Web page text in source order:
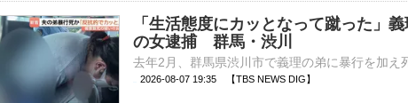
「生活態度にカッとなって蹴った」
の女逮捕 群馬・渋川
2026-08-07 19:35 【TBS NEWS DIG】